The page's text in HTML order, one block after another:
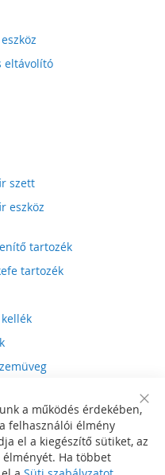
eltávolító
szett
eszköz
tartozék
tartozék
Bar
a működés érdekében,
felhasználói élmény
el a kiegészítő sütiket, az
Ha többet